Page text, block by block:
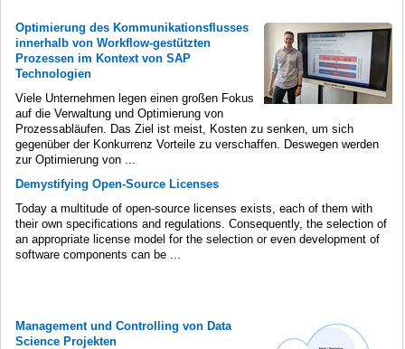
Optimierung des Kommunikationsflusses
innerhalb von Workflow-gestützten
Prozessen im Kontext von SAP
Technologien
Viele Unternehmen legen einen großen Fokus
auf die Verwaltung und Optimierung von
Prozessabläufen. Das Ziel ist meist, Kosten zu senken, um sich
gegenüber der Konkurrenz Vorteile zu verschaffen. Deswegen werden
zur Optimierung von ...
Demystifying Open-Source Licenses
Today a multitude of open-source licenses exists, each of them with
their own specifications and regulations. Consequently, the selection of
an appropriate license model for the selection or even development of
software components can be ...
Management und Controlling von Data
Science Projekten